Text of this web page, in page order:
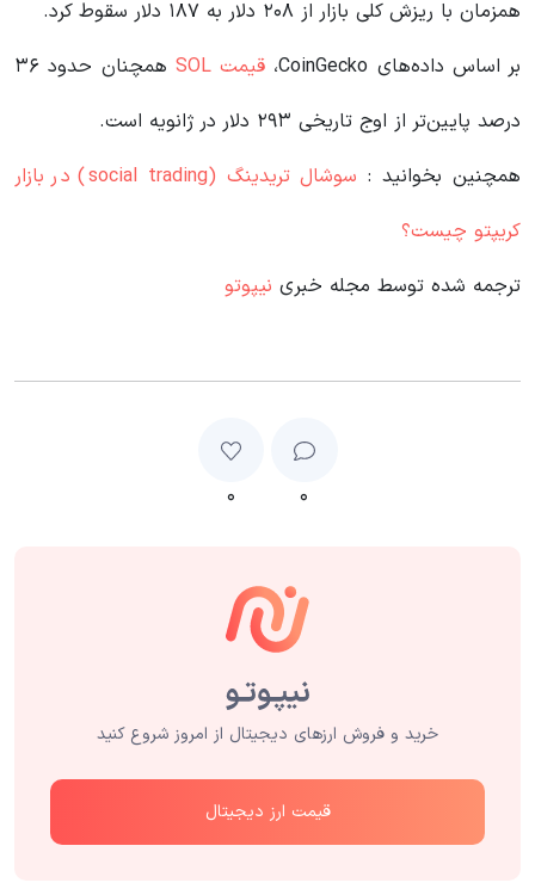
همزمان با ریزش کلی بازار از ۲۰۸ دلار به ۱۸۷ دلار سقوط کرد.
بر اساس داده‌های CoinGecko،
قیمت SOL
همچنان حدود ۳۶
درصد پایین‌تر از اوج تاریخی ۲۹۳ دلار در ژانویه است.
همچنین بخوانید :
سوشال تریدینگ (social trading) در بازار
کریپتو چیست؟
ترجمه شده توسط مجله خبری نیپوتو
۰ ۰
خرید و فروش ارزهای دیجیتال از امروز شروع کنید
قیمت ارز دیجیتال